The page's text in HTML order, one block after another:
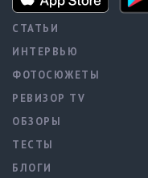
СТАТЬИ
ИНТЕРВЬЮ
ФОТОСЮЖЕТЫ
РЕВИЗОР TV
ОБЗОРЫ
ТЕСТЫ
БЛОГИ